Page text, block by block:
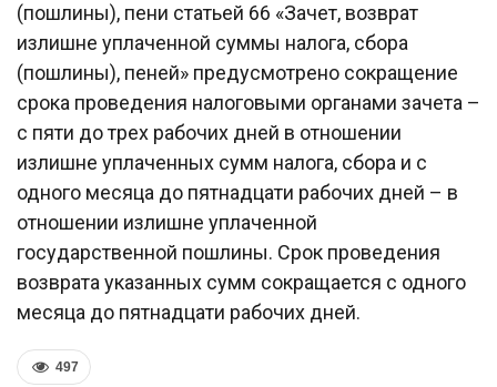
(пошлины), пени статьей 66 «Зачет, возврат
излишне уплаченной суммы налога, сбора
(пошлины), пеней» предусмотрено сокращение
срока проведения налоговыми органами зачета –
с пяти до трех рабочих дней в отношении
излишне уплаченных сумм налога, сбора и с
одного месяца до пятнадцати рабочих дней – в
отношении излишне уплаченной
государственной пошлины. Срок проведения
возврата указанных сумм сокращается с одного
месяца до пятнадцати рабочих дней.
497